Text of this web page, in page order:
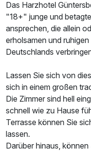
Ausstattung
Zusatznächte
Für 3 Tage
Das Harzhotel
"18+" junge und
ansprechen, die allein
erholsamen und
Deutschlands
Lassen Sie sich von
sich in einem großen
Die Zimmer sind hell
schnell wie zu Hause
Terrasse können Sie
lassen.
Darüber hinaus,